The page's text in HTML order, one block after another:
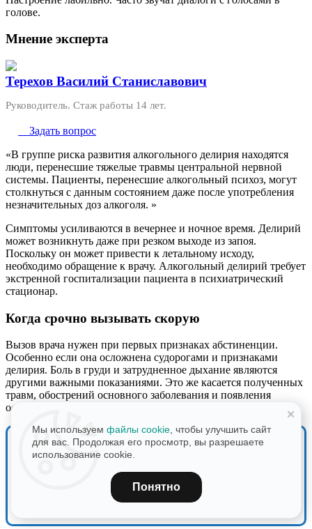
голове.
Мнение эксперта
Терехов Василий Станиславович
Руководитель. Стаж работы 14 лет.
Задать вопрос
«В группе риска развития алкогольного делирия находятся
люди, перенесшие тяжелые травмы центральной нервной
системы. Пациенты, перенесшие алкогольный психоз, могут
столкнуться с данным состоянием даже после употребления
незначительных доз алкоголя. »
Симптомы усиливаются в вечернее и ночное время. Делирий
может возникнуть даже при резком выходе из запоя.
Поскольку он может привести к летальному исходу,
необходимо обращение к врачу. Алкогольный делирий требует
экстренной госпитализации пациента в психиатрический
стационар.
Когда срочно вызывать скорую
Вызов врача нужен при первых признаках абстиненции.
Особенно если она осложнена судорогами и признаками
делирия. Боль в груди и затрудненное дыхание являются
другими важными показаниями. Это же касается полученных
травм, обострений основного заболевания и появления
осложнений со стороны психики.
Нужна срочная консультация?
Узнайте все варианты лечения и стоимость услуг
Мы используем файлы cookie , чтобы улучшить сайт
для вас. Продолжая его просмотр, вы разрешаете
использование cookie.
Понятно
+